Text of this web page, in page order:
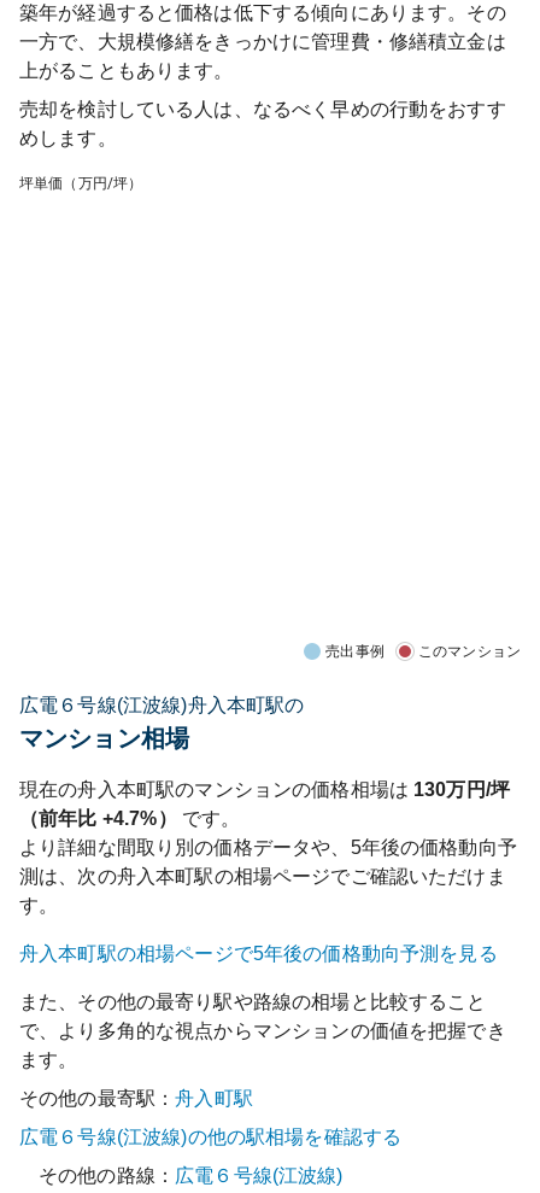
築年が経過すると価格は低下する傾向にあります。その
一方で、大規模修繕をきっかけに管理費・修繕積立金は
上がることもあります。
売却を検討している人は、なるべく早めの行動をおすす
めします。
坪単価（万円/坪）
売出事例 このマンション
広電６号線(江波線)舟入本町駅の
マンション相場
現在の舟入本町駅のマンションの価格相場は 130万円/坪
（前年比 +4.7%）
です。
より詳細な間取り別の価格データや、5年後の価格動向予
測は、次の舟入本町駅の相場ページでご確認いただけま
す。
舟入本町駅の相場ページで5年後の価格動向予測を見る
また、その他の最寄り駅や路線の相場と比較すること
で、より多角的な視点からマンションの価値を把握でき
ます。
その他の最寄駅：舟入町駅
広電６号線(江波線)の他の駅相場を確認する
その他の路線： 広電６号線(江波線)